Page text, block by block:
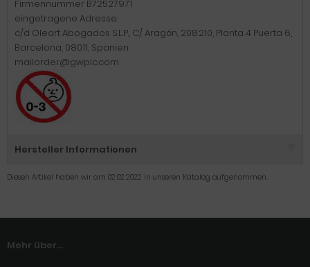
Firmennummer B72527971
eingetragene Adresse:
c/d Oleart Abogados S.L.P., C/ Aragón, 208.210, Planta 4 Puerta 6,
Barcelona, 08011, Spanien.
mailorder@gwplc.com
Hersteller Informationen
Diesen Artikel haben wir am 02.02.2022 in unseren Katalog aufgenommen.
Mehr über...